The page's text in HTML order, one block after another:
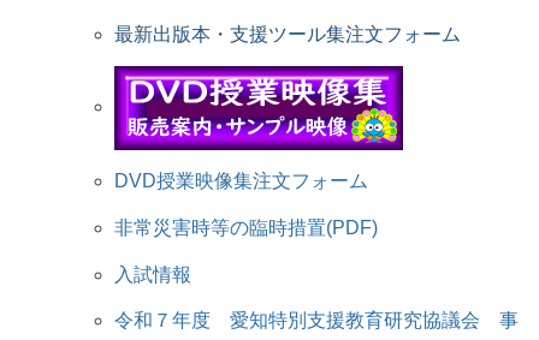
最新出版本・支援ツール集注文フォーム
DVD授業映像集注文フォーム
非常災害時等の臨時措置(PDF)
入試情報
令和７年度 愛知特別支援教育研究協議会 事